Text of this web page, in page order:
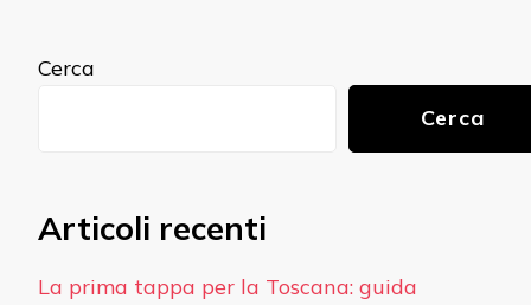
Cerca
Cerca
Articoli recenti
La prima tappa per la Toscana: guida